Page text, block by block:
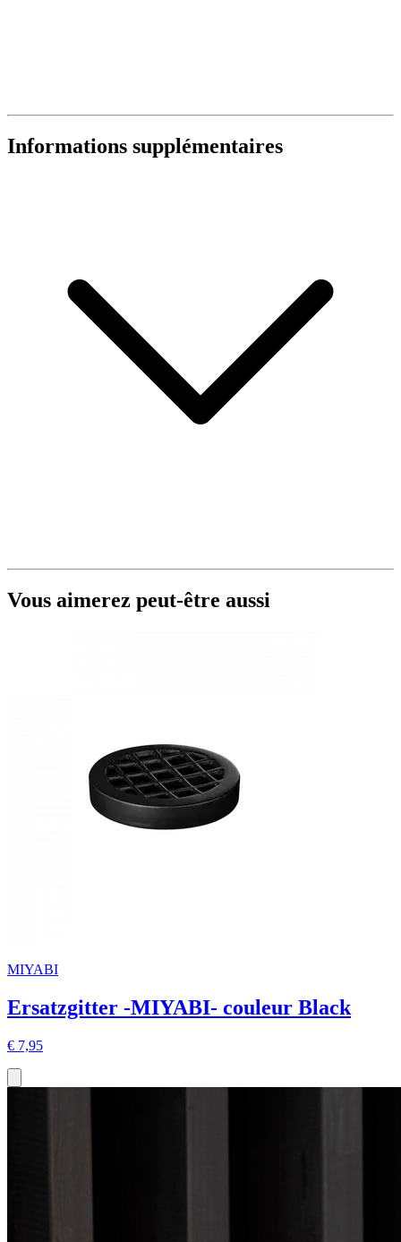
Informations supplémentaires
Vous aimerez peut-être aussi
MIYABI
Ersatzgitter -MIYABI- couleur Black
€ 7,95